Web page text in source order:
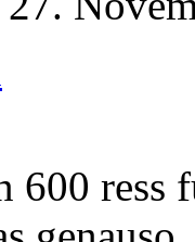
600 ress